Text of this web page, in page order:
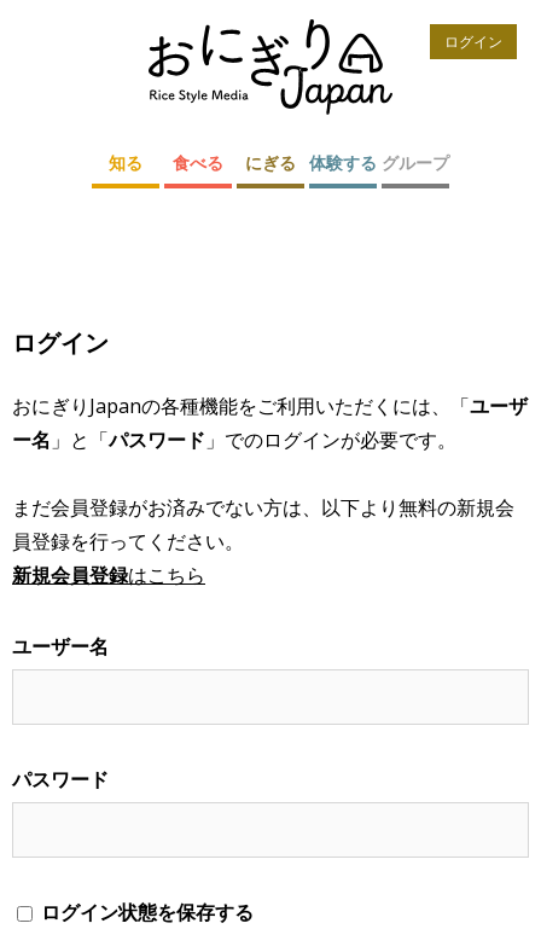
ログイン
知る 食べる にぎる 体験する グループ
ログイン
おにぎりJapanの各種機能をご利用いただくには、「ユーザ
ー名 」と「パスワード 」でのログインが必要です。
まだ会員登録がお済みでない方は、以下より無料の新規会
員登録を行ってください。
新規会員登録はこちら
ユーザー名
パスワード
ログイン状態を保存する